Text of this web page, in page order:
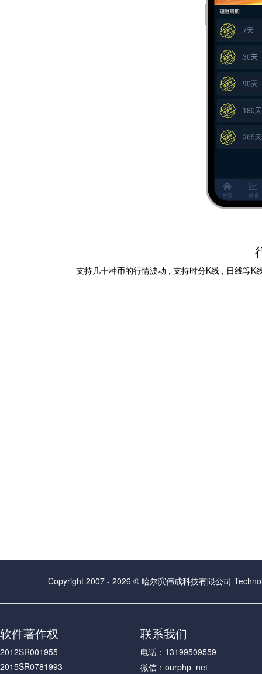
支持几十种币的行情波动 , 支持时分K线 , 日线等K
Copyright 2007 - 2026 © 哈尔滨伟成科技有限公司
软件著作权
2012SR001955
2015SR0781993
联系我们
电话：13199509559
微信：ourphp_net